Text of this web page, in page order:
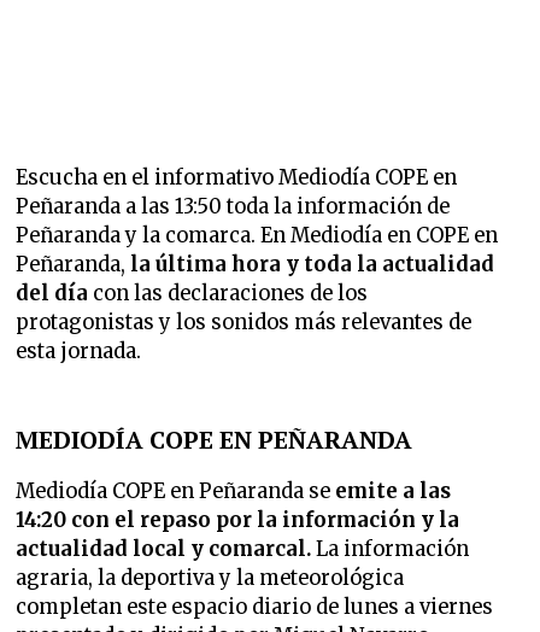
Escucha en el informativo Mediodía COPE en
Peñaranda a las 13:50 toda la información de
Peñaranda y la comarca. En Mediodía en COPE en
Peñaranda, la última hora y toda la actualidad
del día con las declaraciones de los
protagonistas y los sonidos más relevantes de
esta jornada.
MEDIODÍA COPE EN PEÑARANDA
Mediodía COPE en Peñaranda se emite a las
14:20 con el repaso por la información y la
actualidad local y comarcal.La información
agraria, la deportiva y la meteorológica
completan este espacio diario de lunes a viernes